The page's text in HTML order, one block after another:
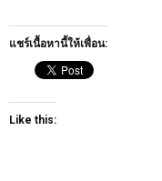
แชร์เนื้อหานี้ให้เพื่อน:
Like this: